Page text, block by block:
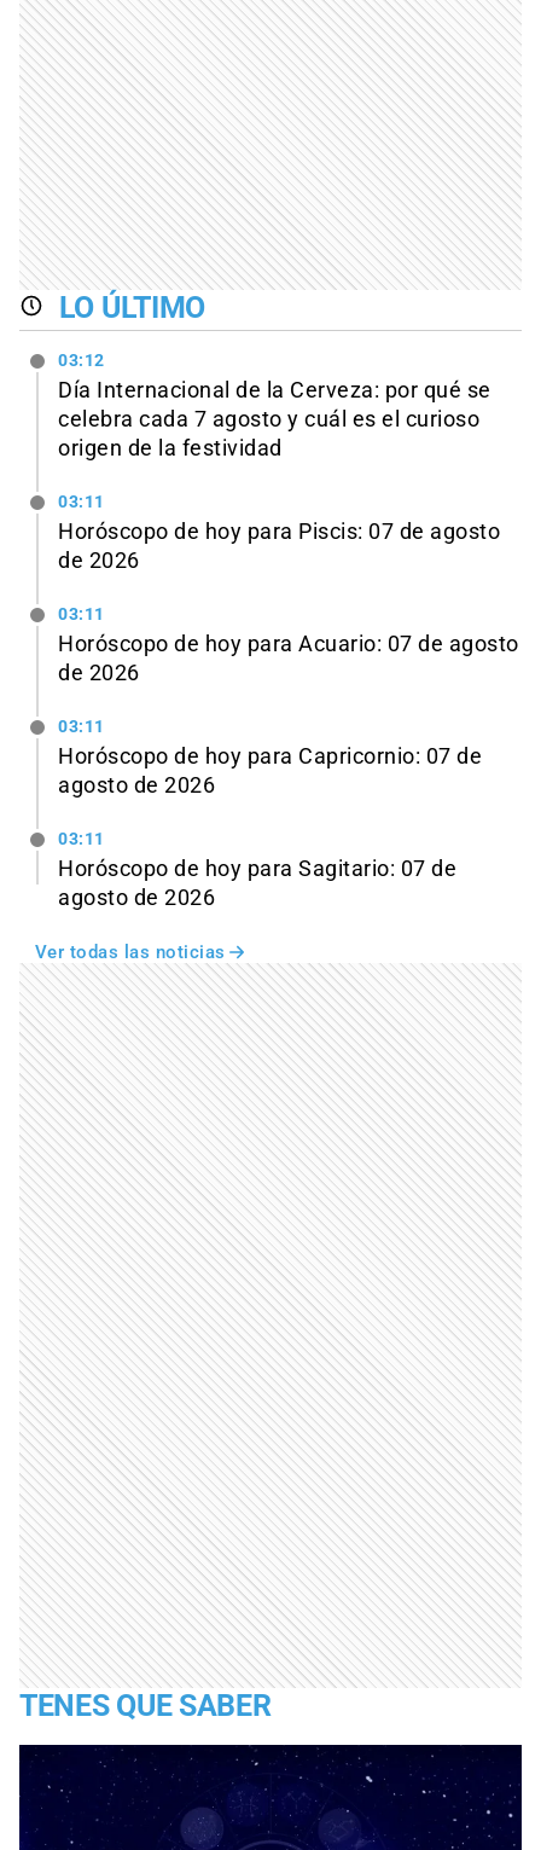
LO ÚLTIMO
03:12
Día Internacional de la Cerveza: por qué se
celebra cada 7 agosto y cuál es el curioso
origen de la festividad
03:11
Horóscopo de hoy para Piscis: 07 de agosto
de 2026
03:11
Horóscopo de hoy para Acuario: 07 de agosto
de 2026
03:11
Horóscopo de hoy para Capricornio: 07 de
agosto de 2026
03:11
Horóscopo de hoy para Sagitario: 07 de
agosto de 2026
Ver todas las noticias
TENES QUE SABER